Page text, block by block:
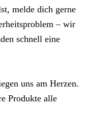
melde dich gerne
– wir
schnell eine
uns am Herzen.
Produkte alle